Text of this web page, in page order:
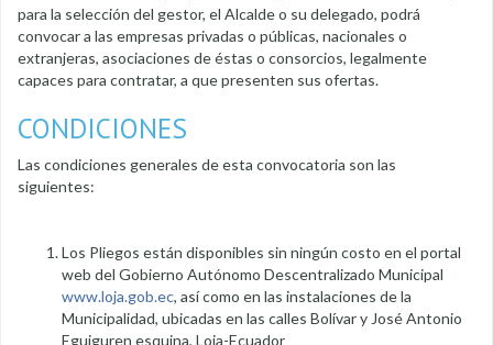
para la selección del gestor, el Alcalde o su delegado, podrá
convocar a las empresas privadas o públicas, nacionales o
extranjeras, asociaciones de éstas o consorcios, legalmente
capaces para contratar, a que presenten sus ofertas.
CONDICIONES
Las condiciones generales de esta convocatoria son las
siguientes:
Los Pliegos están disponibles sin ningún costo en el portal
web del Gobierno Autónomo Descentralizado Municipal
www.loja.gob.ec, así como en las instalaciones de la
Municipalidad, ubicadas en las calles Bolívar y José Antonio
Eguiguren esquina, Loja-Ecuador